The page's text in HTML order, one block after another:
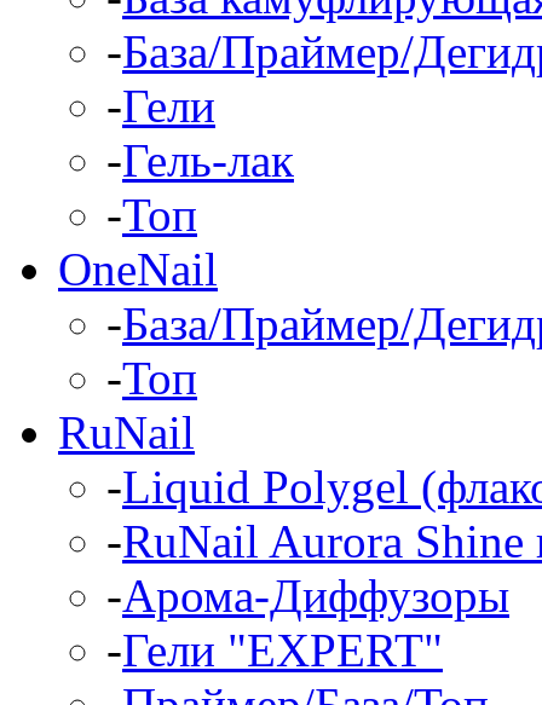
-База/Праймер/
-Гели
-Гель-лак
-Топ
OneNail
-База/Праймер/
-Топ
RuNail
-Liquid Polygel
-RuNail Aurora Shine
-Арома-Диффузоры
-Гели "EXPERT"